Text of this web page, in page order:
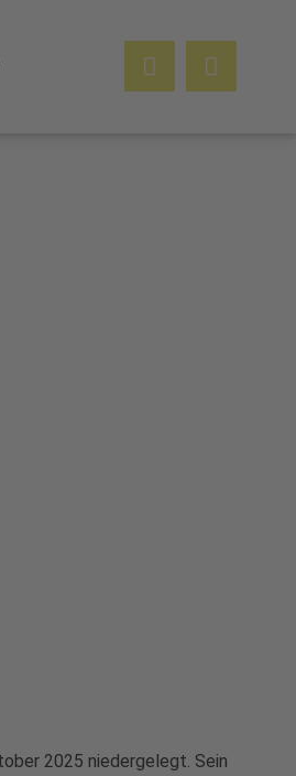
2025 niedergelegt. Sein